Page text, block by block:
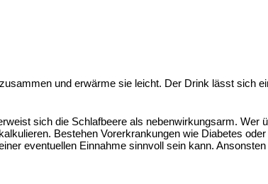
und erwärme sie leicht. Der Drink lässt sich
sich die Schlafbeere als nebenwirkungsarm. Wer
Bestehen Vorerkrankungen wie Diabetes
eventuellen Einnahme sinnvoll sein kann.